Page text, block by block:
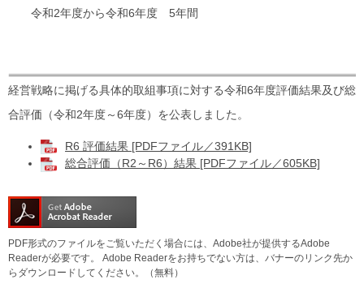
令和2年度から令和6年度 5年間
経営戦略に掲げる具体的取組事項に対する令和6年度評価結果及び総
合評価（令和2年度～6年度）を公表しました。
R6 評価結果 [PDFファイル／391KB]
総合評価（R2～R6）結果 [PDFファイル／605KB]
PDF形式のファイルをご覧いただく場合には、Adobe社が提供するAdobe
Readerが必要です。
Adobe Readerをお持ちでない方は、バナーのリンク先か
らダウンロードしてください。（無料）